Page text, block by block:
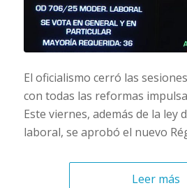
El oficialismo cerró las
con todas las reformas
Este viernes, además de la ley
laboral, se aprobó el nuevo
Leer más